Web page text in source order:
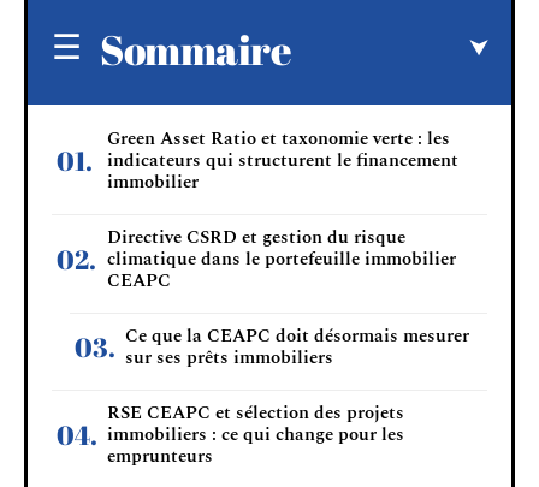
Sommaire
Green Asset Ratio et taxonomie verte : les
indicateurs qui structurent le financement
immobilier
Directive CSRD et gestion du risque
climatique dans le portefeuille immobilier
CEAPC
Ce que la CEAPC doit désormais mesurer
sur ses prêts immobiliers
RSE CEAPC et sélection des projets
immobiliers : ce qui change pour les
emprunteurs